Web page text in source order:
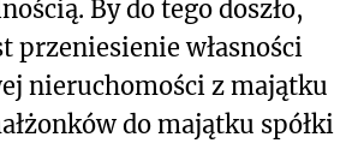
By do tego doszło,
przeniesienie własności
nieruchomości z majątku
do majątku spółki